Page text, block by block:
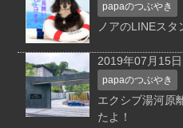
papaのつぶやき
ノアのLINEスタ
2019年07月15日
papaのつぶやき
エクシブ湯河原
たよ！